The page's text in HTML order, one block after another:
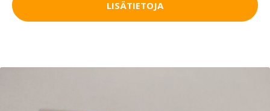
LISÄTIETOJA